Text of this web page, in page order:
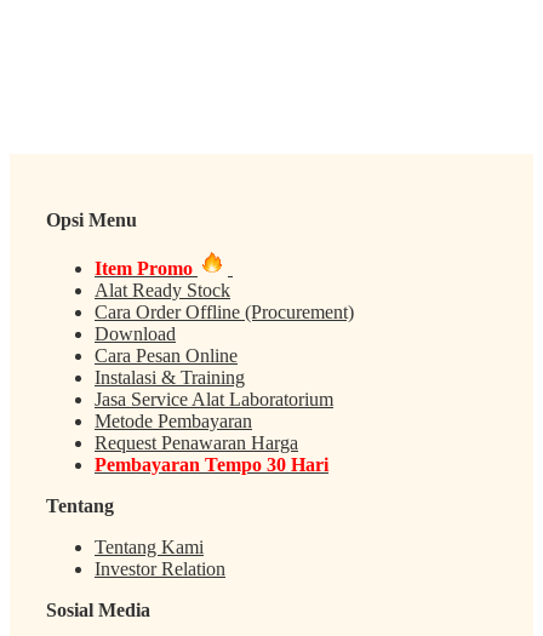
Opsi Menu
Item Promo
Alat Ready Stock
Cara Order Offline (Procurement)
Download
Cara Pesan Online
Instalasi & Training
Jasa Service Alat Laboratorium
Metode Pembayaran
Request Penawaran Harga
Pembayaran Tempo 30 Hari
Tentang
Tentang Kami
Investor Relation
Sosial Media